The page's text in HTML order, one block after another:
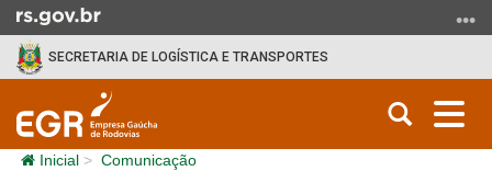
Ir para o conteúdo
SECRETARIA DE LOGÍSTICA E TRANSPORTES
Abrir a
Início do conteúdo
Inicial Comunicação